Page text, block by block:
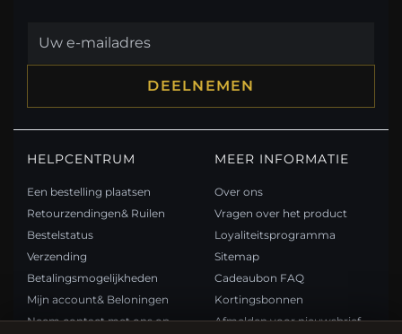
DEELNEMEN
HELPCENTRUM
Een bestelling plaatsen
Retourzendingen& Ruilen
Bestelstatus
Verzending
Betalingsmogelijkheden
Mijn account& Beloningen
Neem contact met ons op
MEER INFORMATIE
Over ons
Vragen over het product
Loyaliteitsprogramma
Sitemap
Cadeaubon FAQ
Kortingsbonnen
Afmelden voor nieuwsbrief